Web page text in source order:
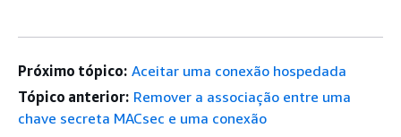
Próximo tópico: Aceitar uma conexão hospedada
Tópico anterior: Remover a associação entre uma
chave secreta MACsec e uma conexão